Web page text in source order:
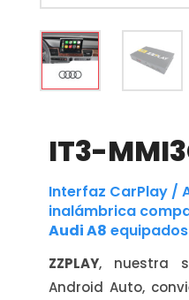
IT3-
Interfaz CarPlay /
inalámbrica
Audi A8
ZZPLAY, nuestra
Android Auto,